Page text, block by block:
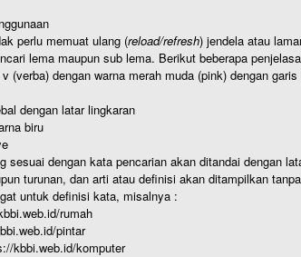
perlu memuat ulang (reload/refresh) jendela atau
lema maupun sub lema. Berikut beberapa
dengan warna merah muda (pink) dengan
dengan latar lingkaran
biru
dengan kata pencarian akan ditandai dengan
turunan, dan arti atau definisi akan ditampilkan
untuk definisi kata, misalnya :
rumah
pintar
kbbi.web.id/komputer